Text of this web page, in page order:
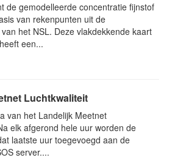
de gemodelleerde concentratie fijnstof
van rekenpunten uit de
het NSL. Deze vlakdekkende kaart
een...
Luchtkwaliteit
van het Landelijk Meetnet
elk afgerond hele uur worden de
laatste uur toegevoegd aan de
server....